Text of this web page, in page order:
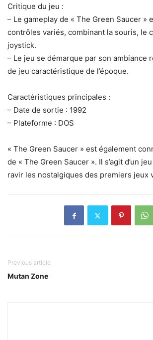
Critique du jeu :
– Le gameplay de « The Green Saucer »
contrôles variés, combinant la souris, le
joystick.
– Le jeu se démarque par son ambiance
de jeu caractéristique de l’époque.
Caractéristiques principales :
– Date de sortie : 1992
– Plateforme : DOS
« The Green Saucer » est également
de « The Green Saucer ». Il s’agit d’un
ravir les nostalgiques des premiers jeux
Previous article
Mutan Zone